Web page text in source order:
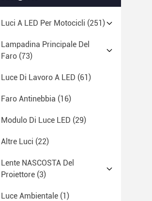
Luci A LED Per Motocicli (251)
Lampadina Principale Del
Faro (73)
Luce Di Lavoro A LED (61)
Faro Antinebbia (16)
Modulo Di Luce LED (29)
Altre Luci (22)
Lente NASCOSTA Del
Proiettore (3)
Luce Ambientale (1)